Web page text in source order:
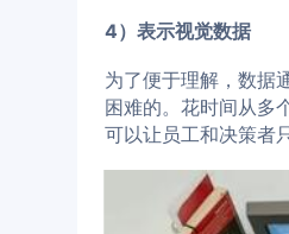
4）表示视觉数据
为了便于理解，数据
困难的。花时间从多
可以让员工和决策者